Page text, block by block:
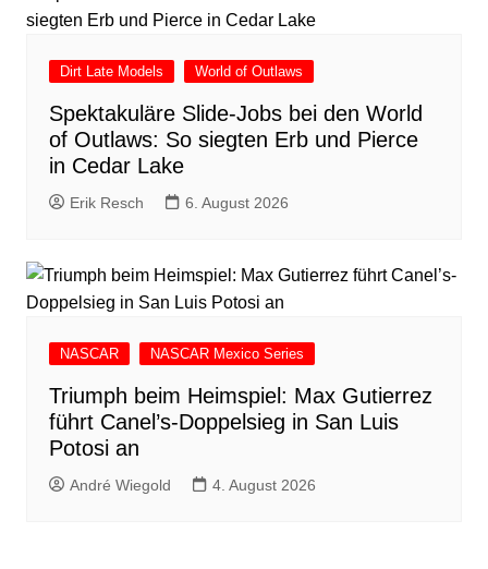
Dirt Late Models World of Outlaws
Spektakuläre Slide-Jobs bei den World
of Outlaws: So siegten Erb und Pierce
in Cedar Lake
Erik Resch 6. August 2026
NASCAR NASCAR Mexico Series
Triumph beim Heimspiel: Max Gutierrez
führt Canel’s-Doppelsieg in San Luis
Potosi an
André Wiegold 4. August 2026